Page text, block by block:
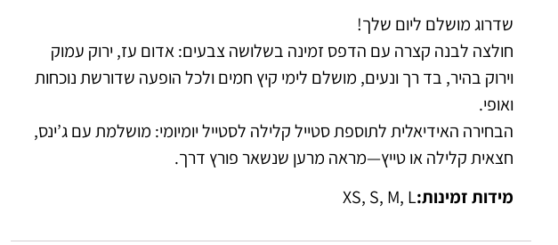
שדרוג מושלם ליום שלך!
חולצה לבנה קצרה עם הדפס זמינה בשלושה צבעים: אדום עז, ירוק עמוק
וירוק בהיר, בד רך ונעים, מושלם לימי קיץ חמים ולכל הופעה שדורשת נוכחות
ואופי.
הבחירה האידיאלית לתוספת סטייל קלילה לסטייל יומיומי: מושלמת עם ג’ינס,
חצאית קלילה או טייץ—מראה מרען שנשאר פורץ דרך.
מידות זמינות:XS, S, M, L